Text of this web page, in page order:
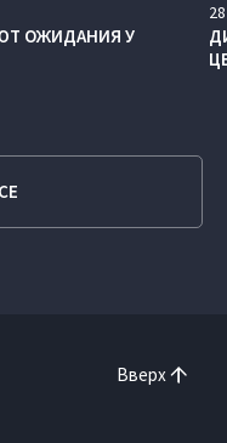
ОЖИДАНИЯ У
28
Вверх